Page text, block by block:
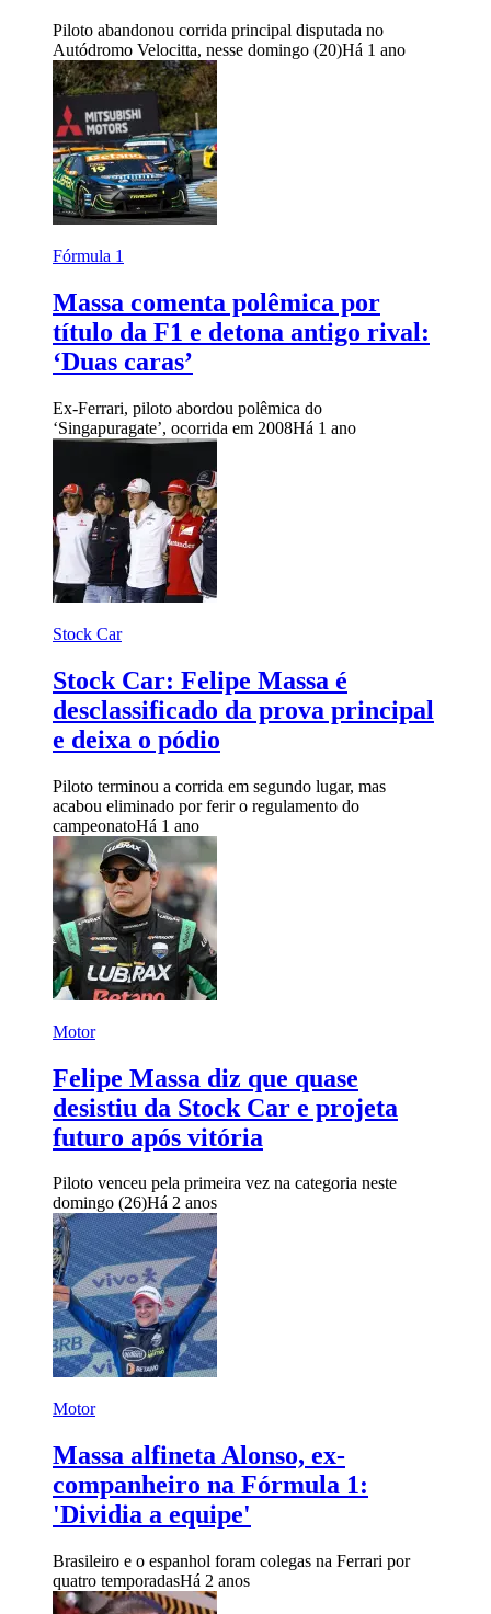
Piloto abandonou corrida principal disputada no
Autódromo Velocitta, nesse domingo (20)Há 1 ano
Fórmula 1
Massa comenta polêmica por
título da F1 e detona antigo rival:
‘Duas caras’
Ex-Ferrari, piloto abordou polêmica do
‘Singapuragate’, ocorrida em 2008Há 1 ano
Stock Car
Stock Car: Felipe Massa é
desclassificado da prova principal
e deixa o pódio
Piloto terminou a corrida em segundo lugar, mas
acabou eliminado por ferir o regulamento do
campeonatoHá 1 ano
Motor
Felipe Massa diz que quase
desistiu da Stock Car e projeta
futuro após vitória
Piloto venceu pela primeira vez na categoria neste
domingo (26)Há 2 anos
Motor
Massa alfineta Alonso, ex-
companheiro na Fórmula 1:
'Dividia a equipe'
Brasileiro e o espanhol foram colegas na Ferrari por
quatro temporadasHá 2 anos